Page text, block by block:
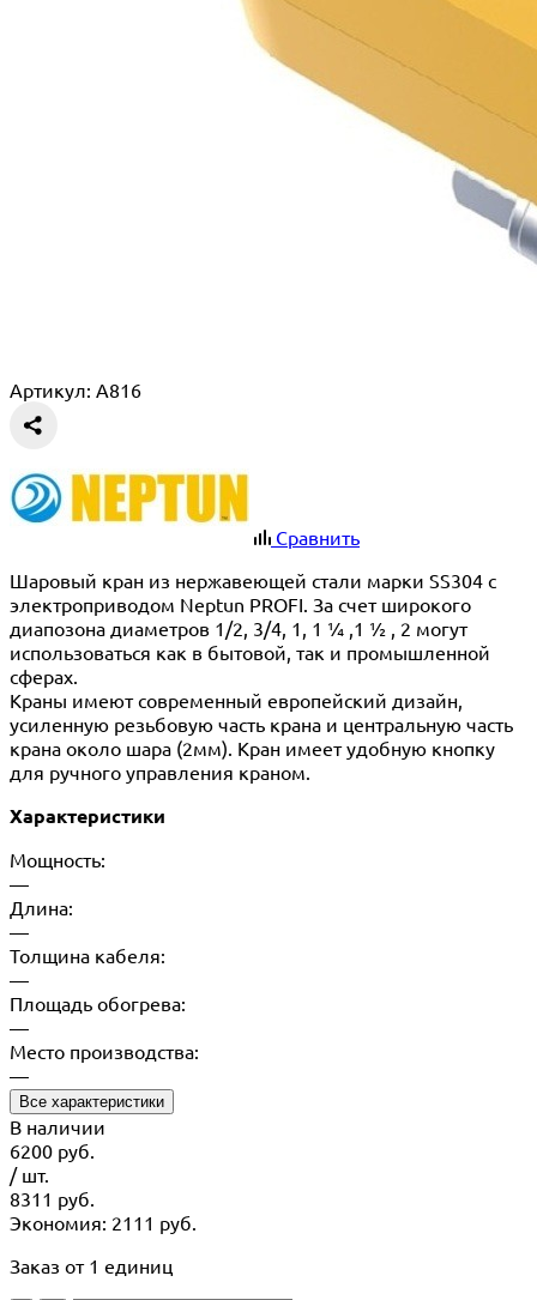
Артикул: A816
Сравнить
Шаровый кран из нержавеющей стали марки SS304 с
электроприводом Neptun PROFI. За счет широкого
диапозона диаметров 1/2, 3/4, 1, 1 ¼ ,1 ½ , 2 могут
использоваться как в бытовой, так и промышленной
сферах.
Краны имеют современный европейский дизайн,
усиленную резьбовую часть крана и центральную часть
крана около шара (2мм). Кран имеет удобную кнопку
для ручного управления краном.
Характеристики
Мощность:
—
Длина:
—
Толщина кабеля:
—
Площадь обогрева:
—
Место производства:
—
Все характеристики
В наличии
6200 руб.
/ шт.
8311 руб.
Экономия: 2111 руб.
Заказ от 1 единиц